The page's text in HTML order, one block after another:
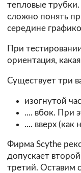
тепловые
сложно понять
середине
При
ориентация,
Существует три
изогнутой
.... вбок. При
.... вверх
Фирма Scythe
допускает
третий. Оставим